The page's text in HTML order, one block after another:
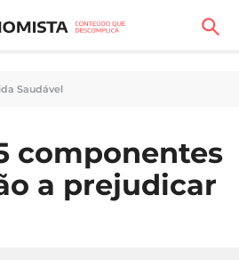
Saudável
componentes
a prejudicar